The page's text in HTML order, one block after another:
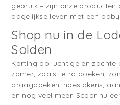
gebruik – zijn onze
dagelijkse leven met een
Shop nu in de
Solden
Korting op luchtige en
zomer, zoals tetra doeken,
draagdoeken, hoeslakens,
en nog veel meer. Scoor nu